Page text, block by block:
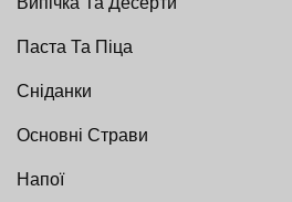
Паста Та Піца
Сніданки
Основні Страви
Напої